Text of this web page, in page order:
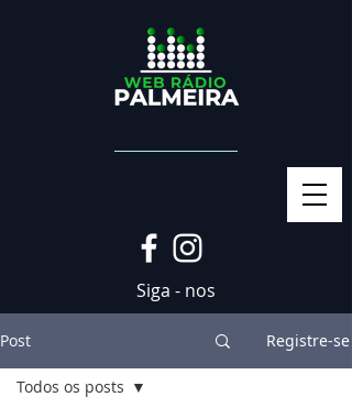
Siga - nos
Post Registre-se
Todos os posts